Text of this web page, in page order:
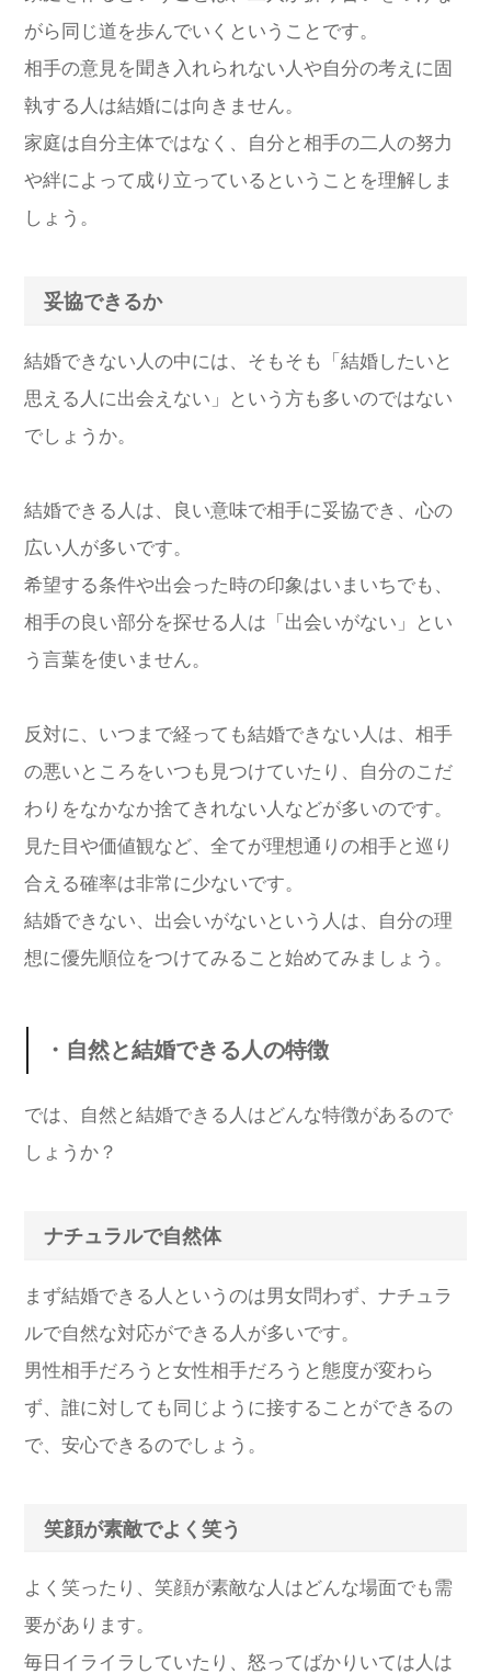
がら同じ道を歩んでいくということです。
相手の意見を聞き入れられない人や自分の考えに固
執する人は結婚には向きません。
家庭は自分主体ではなく、自分と相手の二人の努力
や絆によって成り立っているということを理解しま
しょう。
妥協できるか
結婚できない人の中には、そもそも「結婚したいと
思える人に出会えない」という方も多いのではない
でしょうか。
結婚できる人は、良い意味で相手に妥協でき、心の
広い人が多いです。
希望する条件や出会った時の印象はいまいちでも、
相手の良い部分を探せる人は「出会いがない」とい
う言葉を使いません。
反対に、いつまで経っても結婚できない人は、相手
の悪いところをいつも見つけていたり、自分のこだ
わりをなかなか捨てきれない人などが多いのです。
見た目や価値観など、全てが理想通りの相手と巡り
合える確率は非常に少ないです。
結婚できない、出会いがないという人は、自分の理
想に優先順位をつけてみること始めてみましょう。
・自然と結婚できる人の特徴
では、自然と結婚できる人はどんな特徴があるので
しょうか？
ナチュラルで自然体
まず結婚できる人というのは男女問わず、ナチュラ
ルで自然な対応ができる人が多いです。
男性相手だろうと女性相手だろうと態度が変わら
ず、誰に対しても同じように接することができるの
で、安心できるのでしょう。
笑顔が素敵でよく笑う
よく笑ったり、笑顔が素敵な人はどんな場面でも需
要があります。
毎日イライラしていたり、怒ってばかりいては人は